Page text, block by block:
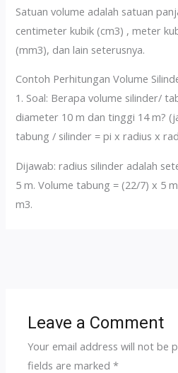
Satuan volume adalah satuan
centimeter kubik (cm3) , meter
(mm3), dan lain seterusnya.
Contoh Perhitungan Volume
1. Soal: Berapa volume silinder/
diameter 10 m dan tinggi 14 m?
tabung / silinder = pi x radius x
Dijawab: radius silinder adalah
5 m. Volume tabung = (22/7) x 5
m3.
Leave a Comment
Your email address will not be
fields are marked*